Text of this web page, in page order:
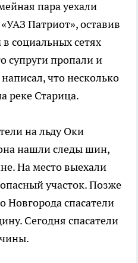
пара уехали
Патриот», оставив
социальных сетях
супруги пропали и
что несколько
реке Старица.
на льду Оки
нашли следы шин,
На место выехали
участок. Позже
спасатели
Сегодня спасатели